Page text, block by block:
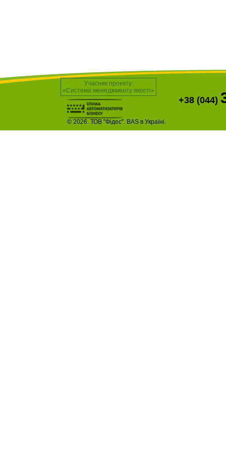
Учасник проекту:
«Система менеджменту якості»
© 2026. ТОВ "Фідес". BAS в Україні.
+38 (044)